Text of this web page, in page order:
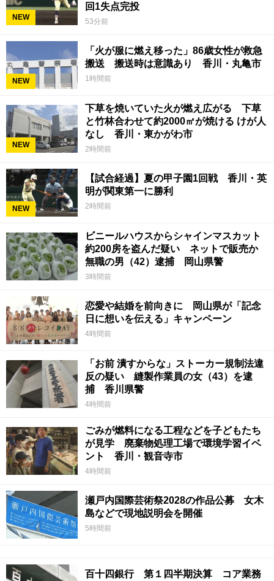
NEW
回1失点完投
53分前
NEW
「火が服に燃え移った」86歳女性が救急
搬送 搬送時は意識あり 香川・丸亀市
1時間前
NEW
下草を焼いていた火が燃え広がる 下草
と竹林合わせて約2000㎡が焼ける けが人
なし 香川・東かがわ市
2時間前
NEW
【試合経過】夏の甲子園1回戦 香川・英
明が関東第一に勝利
2時間前
ビニールハウスからシャインマスカット
約200房を盗んだ疑い ネットで販売か
無職の男（42）逮捕 岡山県警
3時間前
恋愛や結婚を前向きに 岡山県が「記念
日に想いを伝える」キャンペーン
4時間前
「お前 潰すからな」ストーカー規制法違
反の疑い 縫製作業員の女（43）を逮
捕 香川県警
4時間前
ごみが燃料になる工程などを子どもたち
が見学 廃棄物処理工場で環境学習イベ
ント 香川・観音寺市
4時間前
瀬戸内国際芸術祭2028の作品公募 女木
島などで現地説明会を開催
5時間前
百十四銀行 第１四半期決算 コア業務